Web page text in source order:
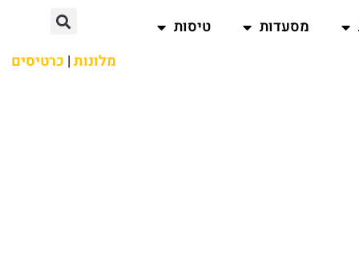
מסעדות
טיסות
מלונות| כרטיסים